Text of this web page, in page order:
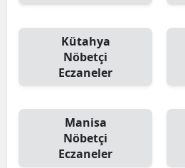
Kütahya
Nöbetçi
Eczaneler
Manisa
Nöbetçi
Eczaneler